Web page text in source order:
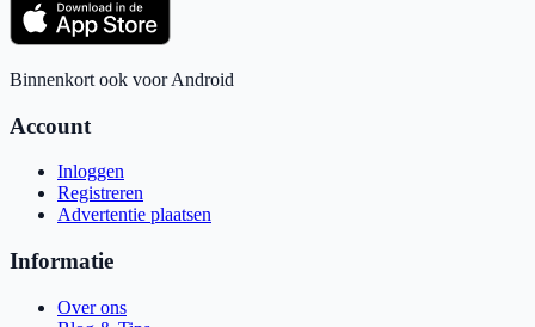
Binnenkort ook voor Android
Account
Inloggen
Registreren
Advertentie plaatsen
Informatie
Over ons